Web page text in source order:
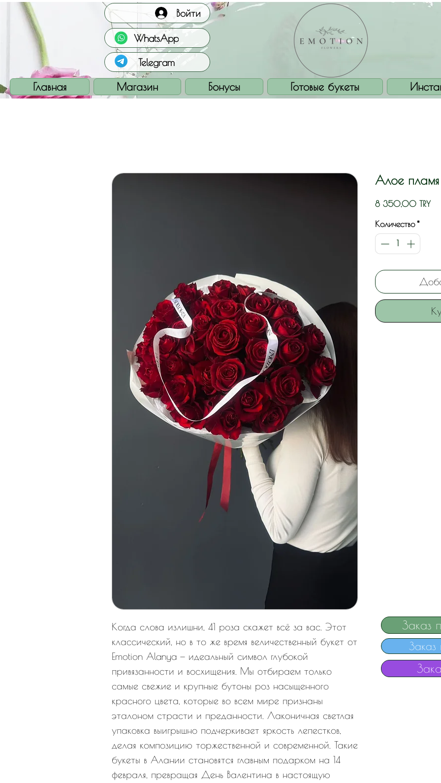
Войти
WhatsApp
Telegram
Главная Магазин Бонусы Готовые букеты
Когда слова излишни, 41 роза скажет всё за вас. Этот
классический, но в то же время величественный букет от
Emotion Alanya — идеальный символ глубокой
привязанности и восхищения. Мы отбираем только
самые свежие и крупные бутоны роз насыщенного
красного цвета, которые во всем мире признаны
эталоном страсти и преданности. Лаконичная светлая
упаковка выигрышно подчеркивает яркость лепестков,
делая композицию торжественной и современной. Такие
букеты в Алании становятся главным подарком на 14
февраля, превращая День Валентина в настоящую
Алое
8 350,00 TRY
Количество *
Заказ
Заказ